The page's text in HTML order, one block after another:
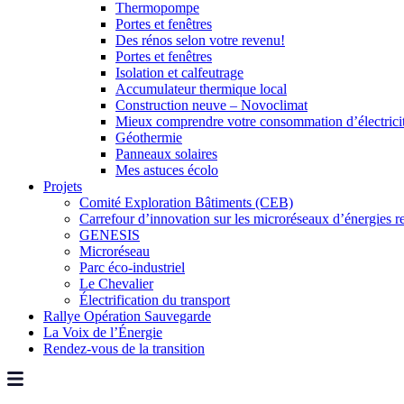
Thermopompe
Portes et fenêtres
Des rénos selon votre revenu!
Portes et fenêtres
Isolation et calfeutrage
Accumulateur thermique local
Construction neuve – Novoclimat
Mieux comprendre votre consommation
Géothermie
Panneaux solaires
Mes astuces écolo
Projets
Comité Exploration Bâtiments (CEB)
Carrefour d’innovation sur les microréseaux
GENESIS
Microréseau
Parc éco-industriel
Le Chevalier
Électrification du transport
Rallye Opération Sauvegarde
La Voix de l’Énergie
Rendez-vous de la transition